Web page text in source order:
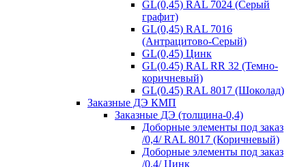
GL(0,45) RAL 7024 (Серый
графит)
GL(0,45) RAL 7016
(Антрацитово-Серый)
GL(0,45) Цинк
GL(0.45) RAL RR 32 (Темно-
коричневый)
GL(0.45) RAL 8017 (Шоколад)
Заказные ДЭ КМП
Заказные ДЭ (толщина-0,4)
Доборные элементы под заказ
/0,4/ RAL 8017 (Коричневый)
Доборные элементы под заказ
/0,4/ Цинк